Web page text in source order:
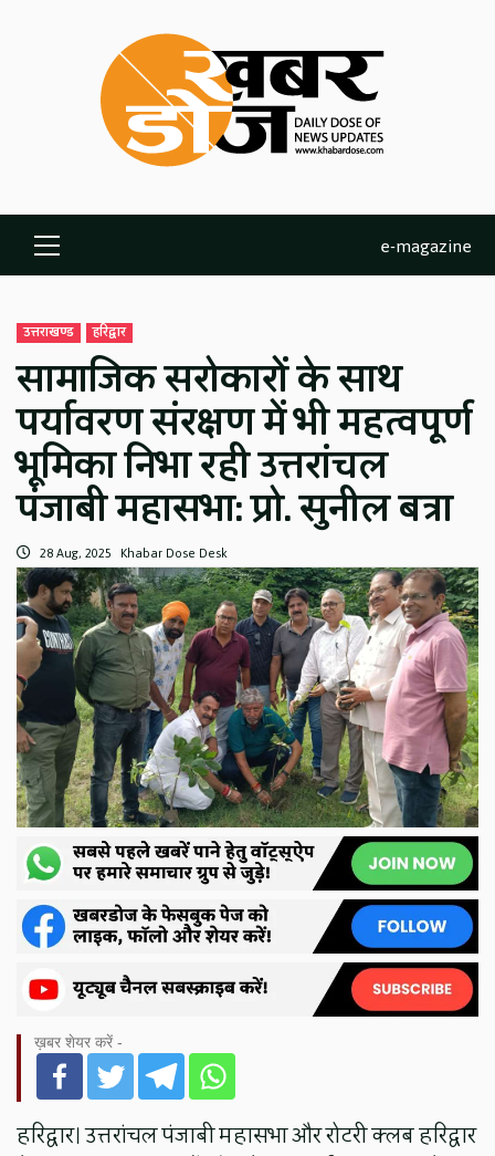
Primary
Menu
e-magazine
उत्तराखण्ड हरिद्वार
सामाजिक सरोकारों के साथ
पर्यावरण संरक्षण में भी महत्वपूर्ण
भूमिका निभा रही उत्तरांचल
पंजाबी महासभा: प्रो. सुनील बत्रा
28 Aug, 2025 Khabar Dose Desk
ख़बर शेयर करें -
हरिद्वार। उत्तरांचल पंजाबी महासभा और रोटरी क्लब हरिद्वार